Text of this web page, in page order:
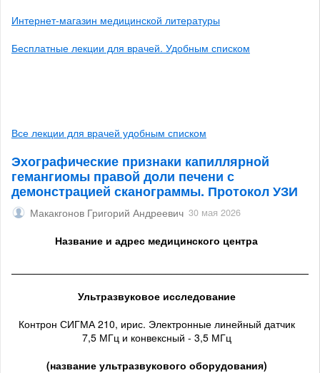
Интернет-магазин медицинской литературы
Бесплатные лекции для врачей. Удобным списком
Все лекции для врачей удобным списком
Эхографические признаки капиллярной
гемангиомы правой доли печени с
демонстрацией сканограммы. Протокол УЗИ
Макакгонов Григорий Андреевич 30 мая 2026
Название и адрес медицинского центра
Ультразвуковое исследование
Контрон СИГМА 210, ирис. Электронные линейный датчик
7,5 МГц и конвексный - 3,5 МГц
(название ультразвукового оборудования)